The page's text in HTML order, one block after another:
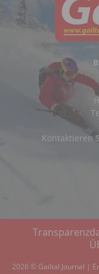
Kontaktieren
2026 © Gailtal Journal |